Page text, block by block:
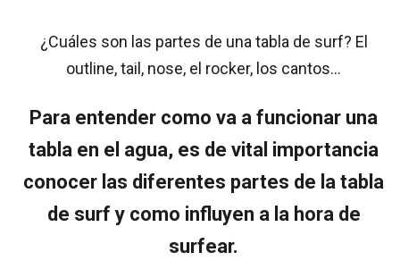
¿Cuáles son las partes de una tabla de surf? El
outline, tail, nose, el rocker, los cantos…
Para entender como va a funcionar una
tabla en el agua, es de vital importancia
conocer las diferentes partes de la tabla
de surf y como influyen a la hora de
surfear.